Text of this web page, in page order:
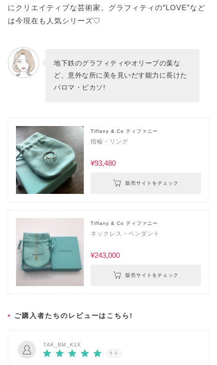
にクリエイティブな芸術家。グラフィティの”LOVE”など
は今現在も人気シリーズ♡
地下鉄のグラフィティやオリーブの葉な
ど、意外な所に美を見いだす能力に長けた
パロマ・ピカソ!
Tiffany & Co ティファニー
指輪・リング
¥93,480
販売サイトをチェック
Tiffany & Co ティファニー
ネックレス・ペンダント
¥243,000
販売サイトをチェック
ご購入者たちのレビューはこちら!
TAK_BM_K1X
5.0